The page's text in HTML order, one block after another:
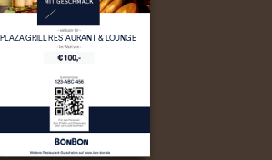
Frohe Weihnachten
Regionale Gutscheine
Hamburg
München
Frankfurt
Köln
Düsseldorf
PLAZA GRILL RESTAURANT & LOUNGE